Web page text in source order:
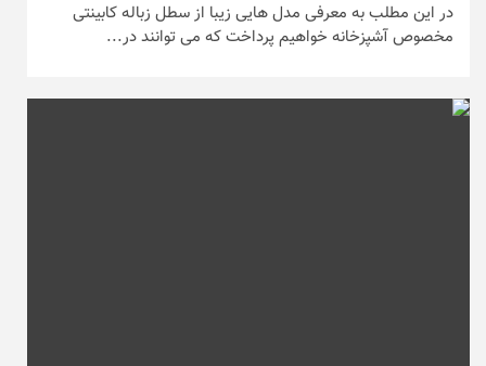
در این مطلب به معرفی مدل هایی زیبا از سطل زباله کابینتی
مخصوص آشپزخانه خواهیم پرداخت که می توانند در...